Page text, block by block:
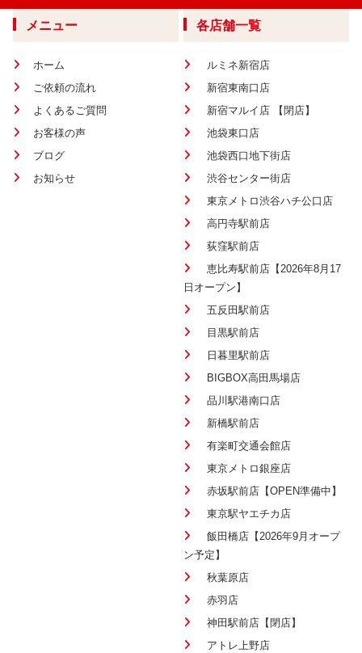
メニュー
ホーム
ご依頼の流れ
よくあるご質問
お客様の声
ブログ
お知らせ
各店舗一覧
ルミネ新宿店
新宿東南口店
新宿マルイ店 【閉店】
池袋東口店
池袋西口地下街店
渋谷センター街店
東京メトロ渋谷ハチ公口店
高円寺駅前店
荻窪駅前店
恵比寿駅前店【2026年8月17
日オープン】
五反田駅前店
目黒駅前店
日暮里駅前店
BIGBOX高田馬場店
品川駅港南口店
新橋駅前店
有楽町交通会館店
東京メトロ銀座店
赤坂駅前店【OPEN準備中】
東京駅ヤエチカ店
飯田橋店【2026年9月オープ
ン予定】
秋葉原店
赤羽店
神田駅前店【閉店】
アトレ上野店